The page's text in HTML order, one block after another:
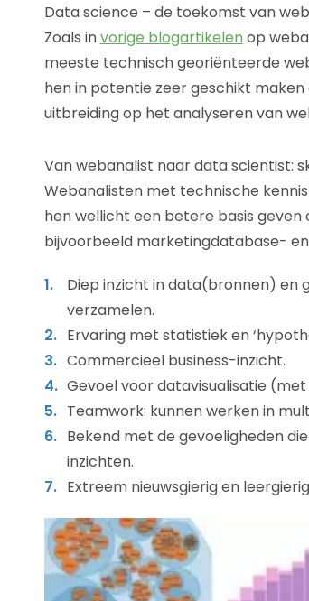
Data science – de toekomst van
Zoals invorige blogartikelen op
meeste technisch georiënteerde
hen in potentie zeer geschikt
uitbreiding op het analyseren van
Van webanalist naar data scientist:
Webanalisten met technische
hen wellicht een betere basis
bijvoorbeeld marketingdatabase-
Diep inzicht in data(bronnen) en
verzamelen.
Ervaring met statistiek en
Commercieel business-inzicht.
Gevoel voor datavisualisatie
Teamwork: kunnen werken in
Bekend met de gevoeligheden
inzichten.
Extreem nieuwsgierig en